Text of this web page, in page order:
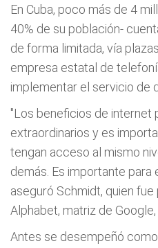
En Cuba, poco más de 4
40% de su población-
de forma limitada, vía
empresa estatal de
implementar el servicio de
"Los beneficios de internet
extraordinarios y es
tengan acceso al mismo
demás. Es importante para
aseguró Schmidt, quien
Alphabet, matriz de
Antes se desempeñó